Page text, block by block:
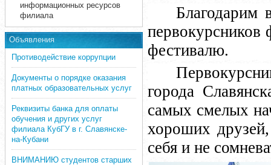
информационных ресурсов
филиала
Объявления
Противодействие коррупции
Документы о порядке оказания
платных образовательных услуг
Реквизиты банка для оплаты
обучения и других услуг
филиала КубГУ в г. Славянске-
на-Кубани
ВНИМАНИЮ студентов старших
Благодарим
первокурсников
фестивалю.
города
самых смелых
хороших
себя и не